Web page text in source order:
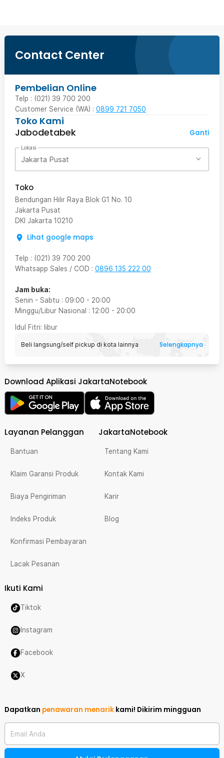
Contact Center
Pembelian Online
Telp : (021) 39 700 200
Customer Service (WA) : 0899 721 7050
Toko Kami
Jabodetabek
Ganti
Lokasi
Jakarta Pusat
Toko
Bendungan Hilir Raya Blok G1 No. 10
Jakarta Pusat
DKI Jakarta 10210
Lihat google maps
Telp : (021) 39 700 200
Whatsapp Sales / COD : 0896 135 222 00
Jam buka:
Senin - Sabtu : 09:00 - 20:00
Minggu/Libur Nasional : 12:00 - 20:00
Idul Fitri: libur
Beli langsung/self pickup di kota lainnya Selengkapnya
Download Aplikasi JakartaNotebook
Layanan Pelanggan
Bantuan
Klaim Garansi Produk
Biaya Pengiriman
Indeks Produk
Konfirmasi Pembayaran
Lacak Pesanan
JakartaNotebook
Tentang Kami
Kontak Kami
Karir
Blog
Ikuti Kami
Tiktok
Instagram
Facebook
X
Dapatkan penawaran menarik kami! Dikirim mingguan
Email Anda